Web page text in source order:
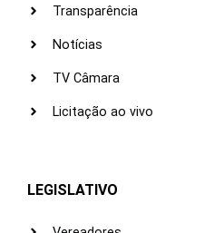
Transparência
Notícias
TV Câmara
Licitação ao vivo
LEGISLATIVO